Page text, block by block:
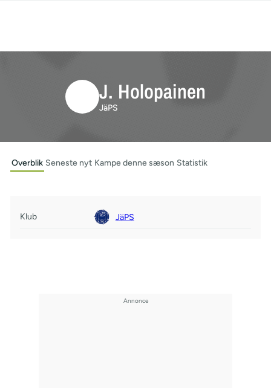
J. Holopainen
JäPS
Overblik Seneste nyt Kampe denne sæson Statistik
Klub JäPS